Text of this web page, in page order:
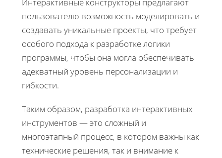
Интерактивные конструкторы предлагают
пользователю возможность моделировать и
создавать уникальные проекты, что требует
особого подхода к разработке логики
программы, чтобы она могла обеспечивать
адекватный уровень персонализации и
гибкости.
Таким образом, разработка интерактивных
инструментов — это сложный и
многоэтапный процесс, в котором важны как
технические решения, так и внимание к